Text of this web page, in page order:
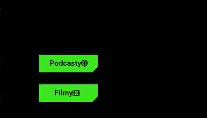
Podcasty
Filmy